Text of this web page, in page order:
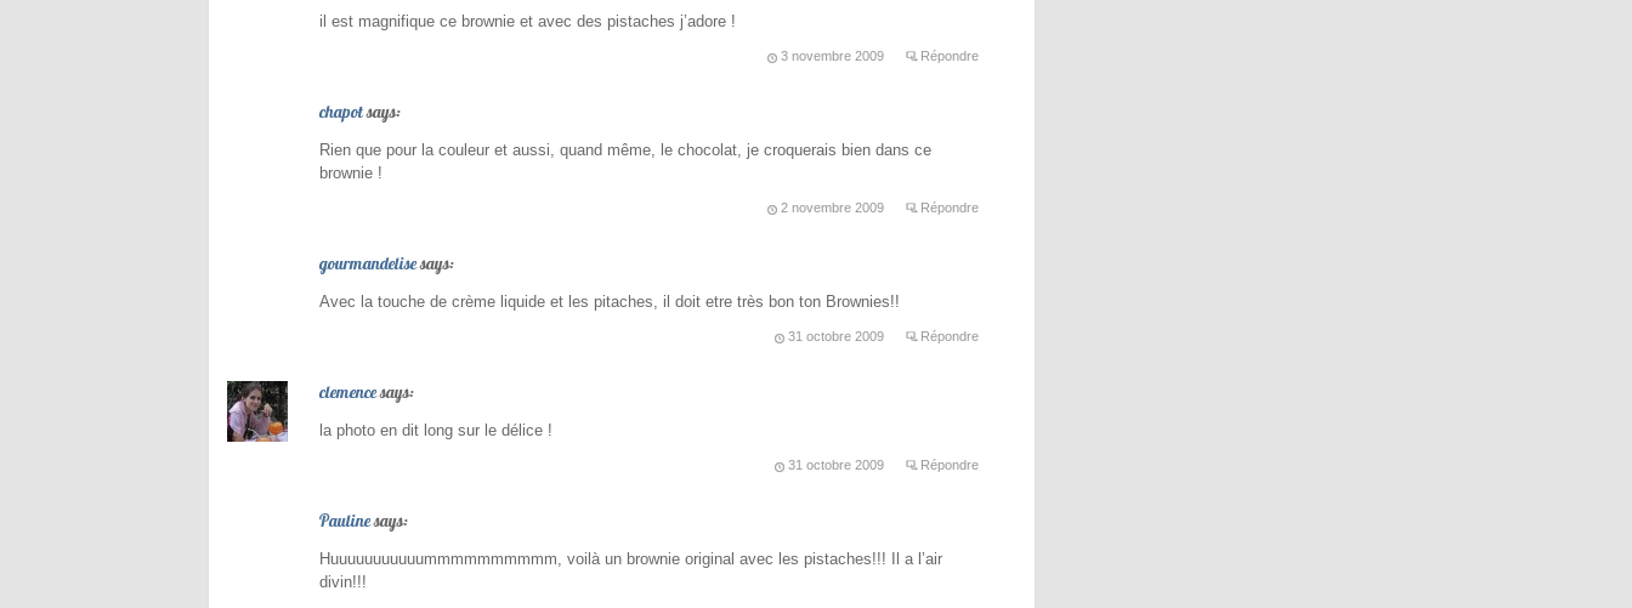
il est magnifique ce brownie et avec des pistaches j’adore !
3 novembre 2009 Répondre
chapotsays:
Rien que pour la couleur et aussi, quand même, le chocolat, je croquerais bien dans ce
brownie !
2 novembre 2009 Répondre
gourmandelisesays:
Avec la touche de crème liquide et les pitaches, il doit etre très bon ton Brownies!!
31 octobre 2009 Répondre
clemencesays:
la photo en dit long sur le délice !
31 octobre 2009 Répondre
Paulinesays:
Huuuuuuuuuuummmmmmmmmm, voilà un brownie original avec les pistaches!!! Il a l’air
divin!!!